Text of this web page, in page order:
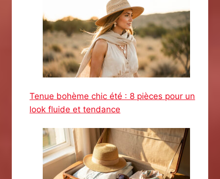
Tenue bohème chic été : 8 pièces pour un
look fluide et tendance